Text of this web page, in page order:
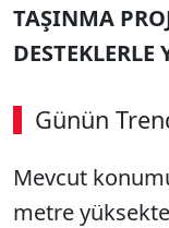
TAŞINMA
DESTEKLERLE
Günün
Mevcut
metre